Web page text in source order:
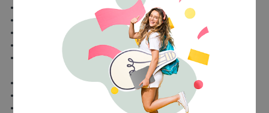
Risoluzione display: 1080 x 2340 pixels, FHD+
Tipologia display: Super AMOLED, 120Hz
RAM 8 GB + Memoria interna 128 GB
Fotocamera posteriore: 50 MP
Special Features: Gorilla Glass Victus, IP67, Riconoscimento
dati biometrici (Impronte digitali / Viso)
Connettività rete: 5G
Batteria: 5000 mAh, fino a 29 ore
Sistema Operativo: Android 15, One UI 7